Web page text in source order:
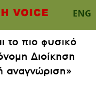
ENG
το πιο φυσικό
Διοίκηση
αναγνώριση»